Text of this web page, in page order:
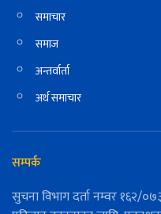
समाचार
समाज
अन्तर्वार्ता
अर्थ समाचार
सम्पर्क
सुचना विभाग दर्ता नम्वर १६२/